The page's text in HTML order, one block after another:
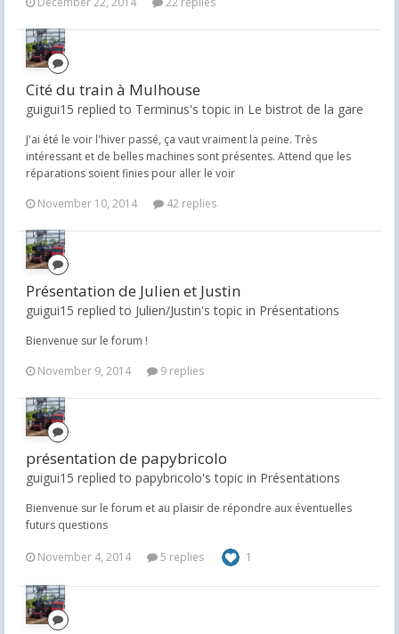
Cité du train à Mulhouse
guigui15 replied to Terminus's topic in Le bistrot de la gare
J'ai été le voir l'hiver passé, ça vaut vraiment la peine. Très
intéressant et de belles machines sont présentes. Attend que les
réparations soient finies pour aller le voir
November 10, 2014
42 replies
Présentation de Julien et Justin
guigui15 replied to Julien/Justin's topic in Présentations
Bienvenue sur le forum !
November 9, 2014
9 replies
présentation de papybricolo
guigui15 replied to papybricolo's topic in Présentations
Bienvenue sur le forum et au plaisir de répondre aux éventuelles
futurs questions
November 4, 2014 5 replies 1